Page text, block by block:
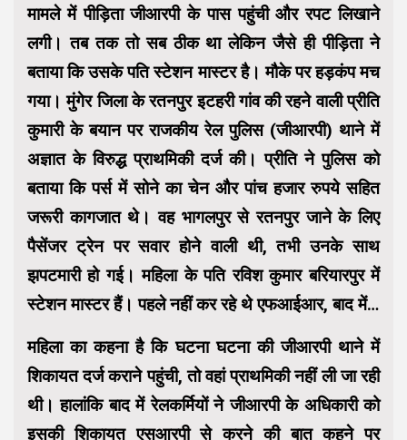
मामले में पीड़िता जीआरपी के पास पहुंची और रपट लिखाने
लगी। तब तक तो सब ठीक था लेकिन जैसे ही पीड़िता ने
बताया कि उसके पति स्टेशन मास्टर है। मौके पर हड़कंप मच
गया। मुंगेर जिला के रतनपुर इटहरी गांव की रहने वाली प्रीति
कुमारी के बयान पर राजकीय रेल पुलिस (जीआरपी) थाने में
अज्ञात के विरुद्ध प्राथमिकी दर्ज की। प्रीति ने पुलिस को
बताया कि पर्स में सोने का चेन और पांच हजार रुपये सहित
जरूरी कागजात थे। वह भागलपुर से रतनपुर जाने के लिए
पैसेंजर ट्रेन पर सवार होने वाली थी, तभी उनके साथ
झपटमारी हो गई। महिला के पति रविश कुमार बरियारपुर में
स्टेशन मास्टर हैं। पहले नहीं कर रहे थे एफआईआर, बाद में…
महिला का कहना है कि घटना घटना की जीआरपी थाने में
शिकायत दर्ज कराने पहुंची, तो वहां प्राथमिकी नहीं ली जा रही
थी। हालांकि बाद में रेलकर्मियों ने जीआरपी के अधिकारी को
इसकी शिकायत एसआरपी से करने की बात कहने पर